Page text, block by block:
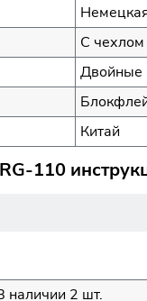
С чехлом
Двойные
Китай
110
наличии 2 шт.